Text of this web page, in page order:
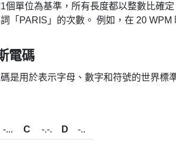
個單位為基準，所有長度都以整數比確
「PARIS」的次數。 例如，在 20 WPM
電碼
是用於表示字母、數字和符號的世界標
-... C -.-. D
-..